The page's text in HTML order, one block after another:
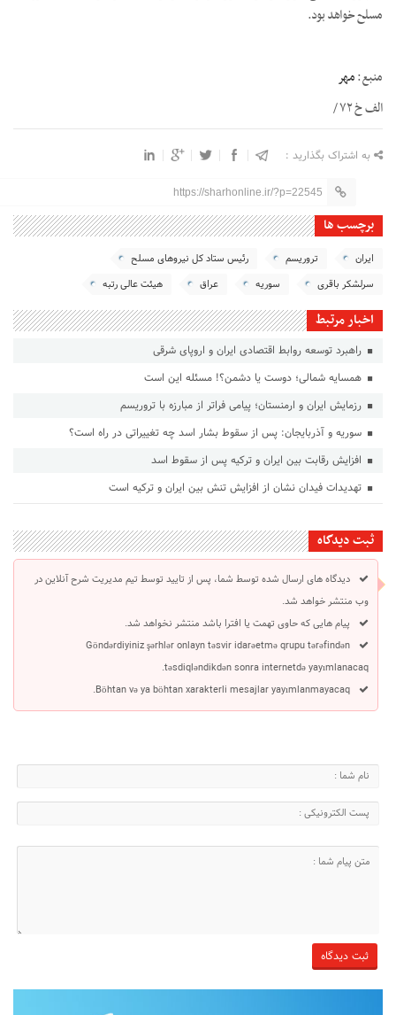
مسلح خواهد بود.
منبع:مهر
الف خ ۷۲ /
به اشتراک بگذارید :
https://sharhonline.ir/?p=22545
برچسب ها
ایران تروریسم
رئیس ستاد کل نیروهای مسلح
سرلشکر باقری
سوریه عراق هیئت عالی رتبه
اخبار مرتبط
راهبرد توسعه روابط اقتصادی ایران و اروپای شرقی
همسایه شمالی؛ دوست یا دشمن؟! مسئله این است
رزمایش ایران و ارمنستان؛ پیامی فراتر از مبارزه با تروریسم
سوریه و آذربایجان: پس از سقوط بشار اسد چه تغییراتی در راه است؟
افزایش رقابت بین ایران و ترکیه پس از سقوط اسد
تهدیدات فیدان نشان از افزایش تنش بین ایران و ترکیه است
ثبت دیدگاه
دیدگاه های ارسال شده توسط شما، پس از تایید توسط تیم مدیریت شرح آنلاین در
وب منتشر خواهد شد.
پیام هایی که حاوی تهمت یا افترا باشد منتشر نخواهد شد.
Göndərdiyiniz şərhlər onlayn təsvir idarəetmə qrupu tərəfindən
təsdiqləndikdən sonra internetdə yayımlanacaq.
Böhtan və ya böhtan xarakterli mesajlar yayımlanmayacaq.